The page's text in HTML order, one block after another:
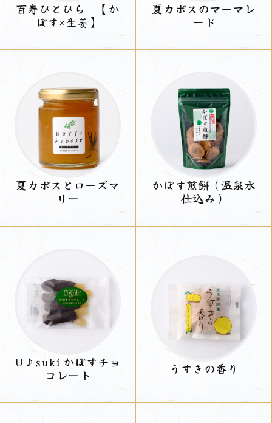
百寿ひとひら 【か
ぼす×生姜】
夏カボスのマーマレ
ード
夏カボスとローズマ
リー
かぼす煎餅（温泉水
仕込み）
U♪suki かぼすチョ
コレート
うすきの香り